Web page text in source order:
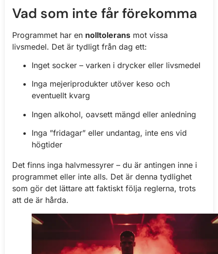
Vad som inte får förekomma
Programmet har en nolltolerans mot vissa
livsmedel. Det är tydligt från dag ett:
Inget socker – varken i drycker eller livsmedel
Inga mejeriprodukter utöver keso och
eventuellt kvarg
Ingen alkohol, oavsett mängd eller anledning
Inga ”fridagar” eller undantag, inte ens vid
högtider
Det finns inga halvmessyrer – du är antingen inne i
programmet eller inte alls. Det är denna tydlighet
som gör det lättare att faktiskt följa reglerna, trots
att de är hårda.